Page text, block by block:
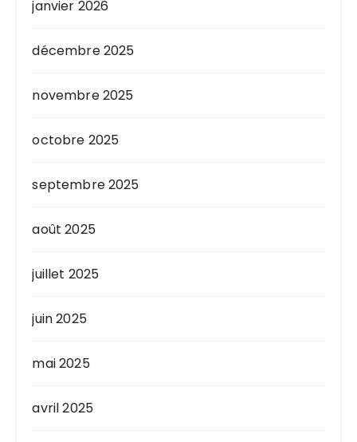
janvier 2026
décembre 2025
novembre 2025
octobre 2025
septembre 2025
août 2025
juillet 2025
juin 2025
mai 2025
avril 2025